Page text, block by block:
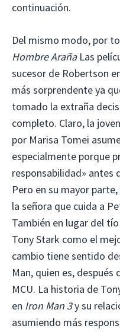
continuación.
Del mismo modo, por
Hombre ArañaLas
sucesor de Robertson
más sorprendente ya
tomado la extraña
completo. Claro, la
por Marisa Tomei
especialmente porque
responsabilidad» antes
Pero en su mayor
la señora que cuida a
También en lugar del
Tony Stark como el
cambio tiene sentido
Man, quien es,
MCU. La historia de
en Iron Man 3y su
asumiendo más